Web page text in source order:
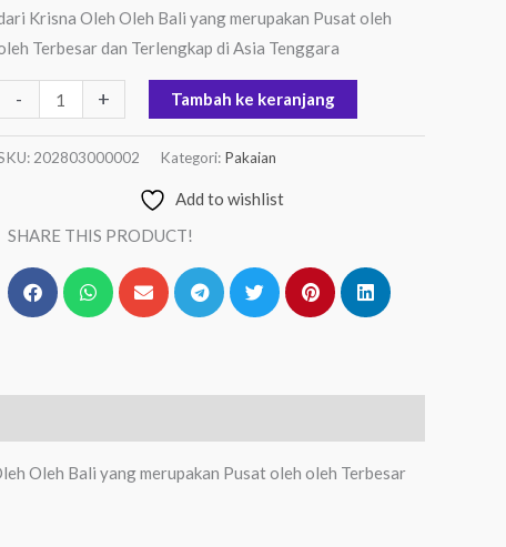
Krisna Oleh Oleh Bali yang merupakan Pusat oleh
Terbesar dan Terlengkap di Asia Tenggara
- + Tambah ke keranjang
202803000002 Kategori: Pakaian
Add to wishlist
SHARE THIS PRODUCT!
Oleh Bali yang merupakan Pusat oleh oleh Terbesar